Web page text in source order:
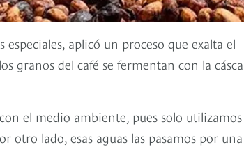
aplicó un proceso que exalta el
granos del café se fermentan con la
el medio ambiente, pues solo utilizamos
otro lado, esas aguas las pasamos por una